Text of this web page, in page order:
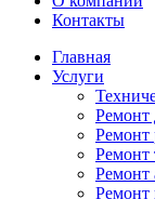
Контакты
Главная
Услуги
Ремонт
Ремонт
Ремонт
Ремонт
Ремонт